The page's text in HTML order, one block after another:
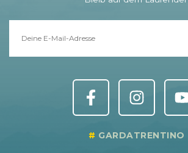
GARDATRENTINO